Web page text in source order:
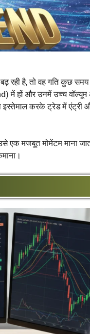
रही है, तो वह गति कुछ
में हों और उनमें उच्च
करके ट्रेड में एंट्री
एक मजबूत मोमेंटम माना